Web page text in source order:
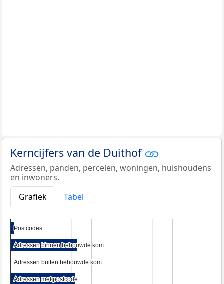
Kerncijfers van de Duithof
Adressen, panden, percelen, woningen, huishoudens
en inwoners.
Grafiek
Tabel
Postcodes
Postcodes
Adressen binnen bebouwde kom
Adressen binnen bebouwde kom
Adressen buiten bebouwde kom
Adressen buiten bebouwde kom
Adressen met postcode
Adressen met postcode